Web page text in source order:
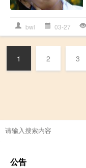
bwl 03-27
1 2 3
公告